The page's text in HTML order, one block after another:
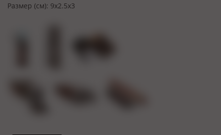
Размер (см): 9х2.5х3